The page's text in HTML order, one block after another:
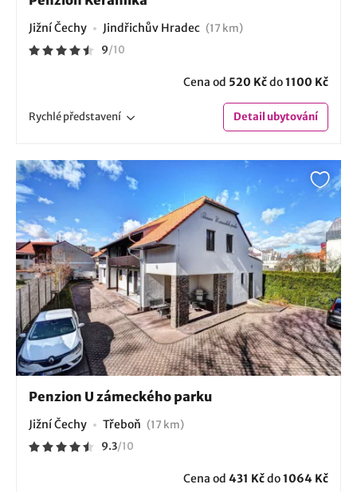
Jižní Čechy Jindřichův Hradec (17 km)
9/10
Cena od 520 Kčdo1100 Kč
Rychlépředstavení Detailubytování
Penzion U zámeckého parku
Jižní Čechy Třeboň (17 km)
9.3/10
Cena od 431 Kčdo1064 Kč